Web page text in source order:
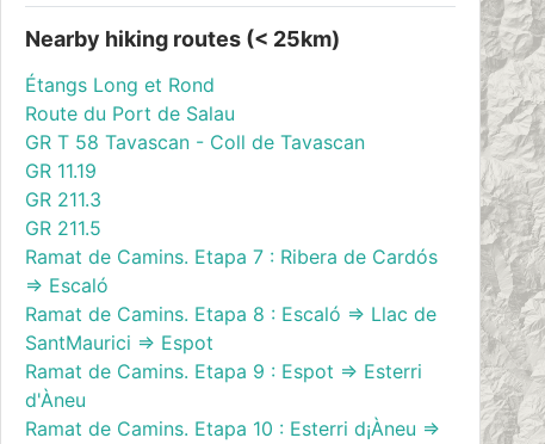
Nearby hiking routes (< 25km)
Étangs Long et Rond
Route du Port de Salau
GR T 58 Tavascan - Coll de Tavascan
GR 11.19
GR 211.3
GR 211.5
Ramat de Camins. Etapa 7 : Ribera de Cardós
=> Escaló
Ramat de Camins. Etapa 8 : Escaló => Llac de
SantMaurici => Espot
Ramat de Camins. Etapa 9 : Espot => Esterri
d'Àneu
Ramat de Camins. Etapa 10 : Esterri d¡Àneu =>